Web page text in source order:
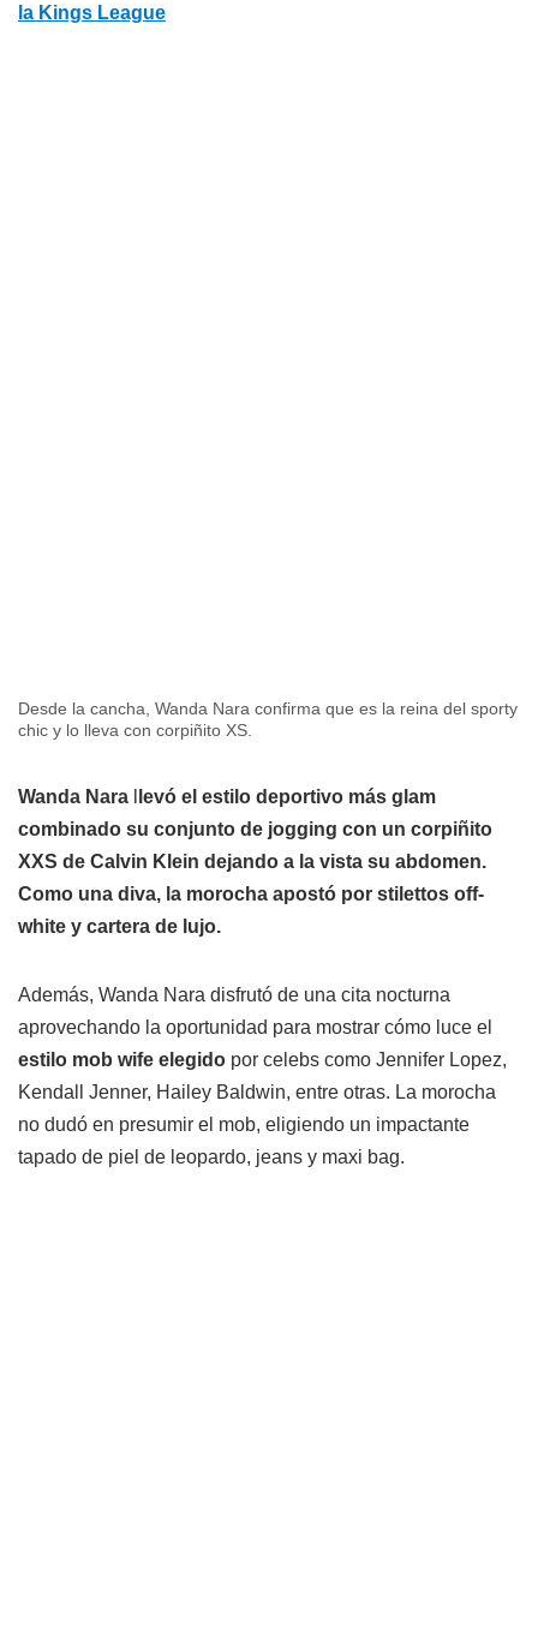
la Kings League
Desde la cancha, Wanda Nara confirma que es la reina del sporty
chic y lo lleva con corpiñito XS.
Wanda Nara
levó el estilo deportivo más glam
combinado su conjunto de jogging con un corpiñito
XXS de Calvin Klein dejando a la vista su abdomen.
Como una diva, la morocha apostó por stilettos off-
white y cartera de lujo.
Además, Wanda Nara disfrutó de una cita nocturna
aprovechando la oportunidad para mostrar cómo luce el
estilo mob wife elegido por celebs como Jennifer Lopez,
Kendall Jenner, Hailey Baldwin, entre otras. La morocha
no dudó en presumir el mob, eligiendo un impactante
tapado de piel de leopardo, jeans y maxi bag.